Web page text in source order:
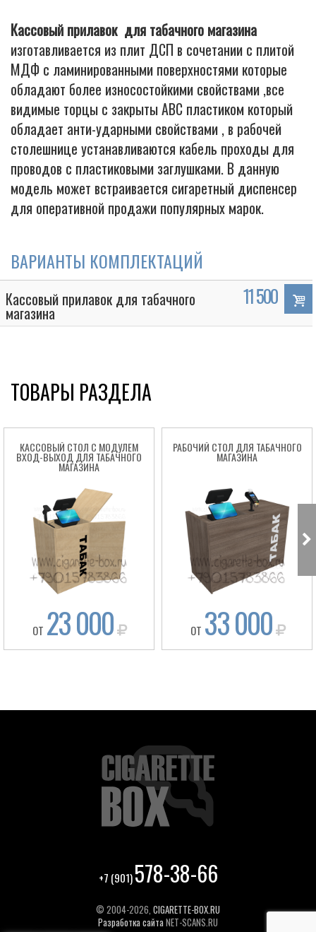
Cigarette
Кассовый прилавок для табачного магазина
изготавливается из плит ДСП в сочетании с плитой
МДФ с ламинированными поверхностями которые
обладают более износостойкими свойствами ,все
видимые торцы с закрыты АВС пластиком который
обладает анти-ударными свойствами , в рабочей
столешнице устанавливаются кабель проходы для
проводов с пластиковыми заглушками. В данную
модель может встраивается сигаретный диспенсер
для оперативной продажи популярных марок.
ВАРИАНТЫ КОМПЛЕКТАЦИЙ
Кассовый прилавок для табачного
магазина
11 500
ТОВАРЫ РАЗДЕЛА
КАССОВЫЙ СТОЛ С МОДУЛЕМ
ВХОД-ВЫХОД ДЛЯ ТАБАЧНОГО
МАГАЗИНА
ОТ 23 000
РАБОЧИЙ СТОЛ ДЛЯ ТАБАЧНОГО
МАГАЗИНА
ОТ 33 000
+7 (901)578-38-66
© 2004-2026, CIGARETTE-BOX.RU
Разработка сайтаNET-SCANS.RU